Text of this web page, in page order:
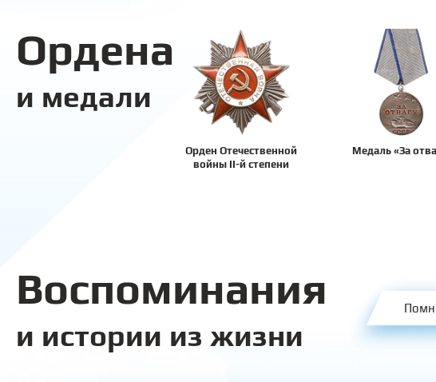
Ордена
и медали
Орден Отечественной
войны II-й степени
Медаль «За
Воспоминания
и истории из жизни